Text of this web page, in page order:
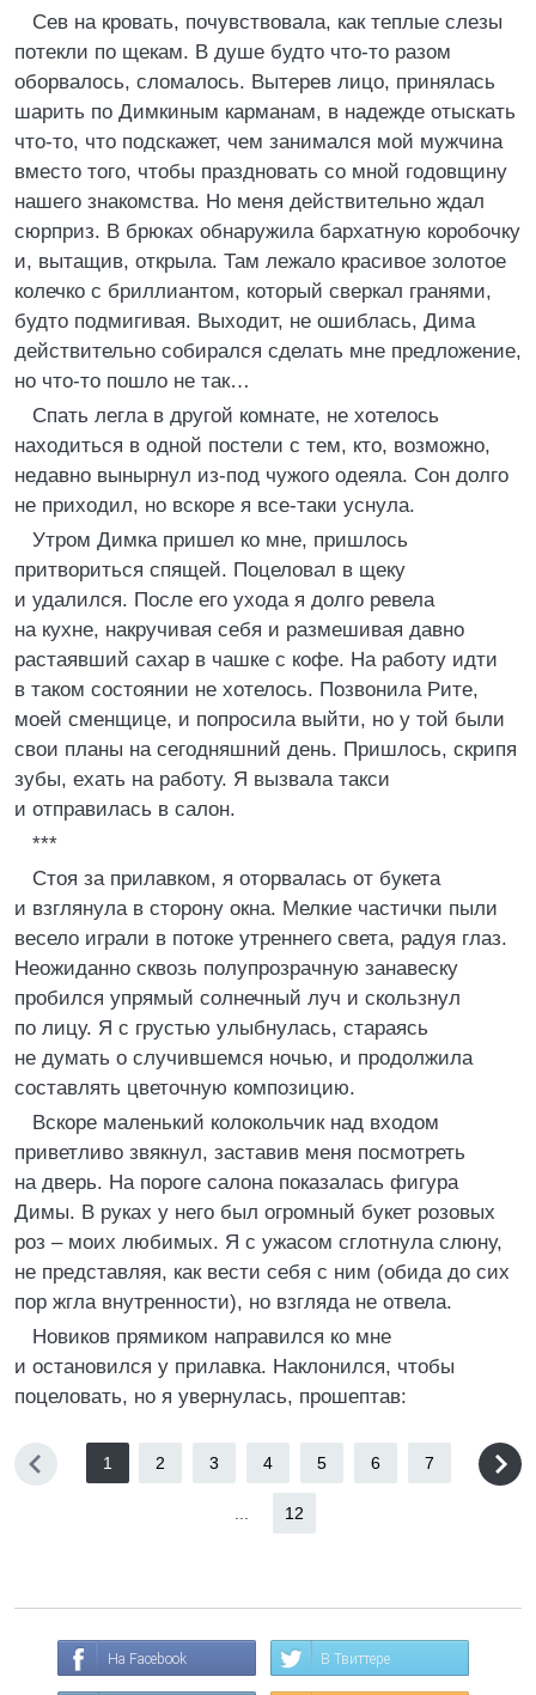
Сев на кровать, почувствовала, как теплые слезы
потекли по щекам. В душе будто что-то разом
оборвалось, сломалось. Вытерев лицо, принялась
шарить по Димкиным карманам, в надежде отыскать
что-то, что подскажет, чем занимался мой мужчина
вместо того, чтобы праздновать со мной годовщину
нашего знакомства. Но меня действительно ждал
сюрприз. В брюках обнаружила бархатную коробочку
и, вытащив, открыла. Там лежало красивое золотое
колечко с бриллиантом, который сверкал гранями,
будто подмигивая. Выходит, не ошиблась, Дима
действительно собирался сделать мне предложение,
но что-то пошло не так…
Спать легла в другой комнате, не хотелось
находиться в одной постели с тем, кто, возможно,
недавно вынырнул из-под чужого одеяла. Сон долго
не приходил, но вскоре я все-таки уснула.
Утром Димка пришел ко мне, пришлось
притвориться спящей. Поцеловал в щеку
и удалился. После его ухода я долго ревела
на кухне, накручивая себя и размешивая давно
растаявший сахар в чашке с кофе. На работу идти
в таком состоянии не хотелось. Позвонила Рите,
моей сменщице, и попросила выйти, но у той были
свои планы на сегодняшний день. Пришлось, скрипя
зубы, ехать на работу. Я вызвала такси
и отправилась в салон.
***
Стоя за прилавком, я оторвалась от букета
и взглянула в сторону окна. Мелкие частички пыли
весело играли в потоке утреннего света, радуя глаз.
Неожиданно сквозь полупрозрачную занавеску
пробился упрямый солнечный луч и скользнул
по лицу. Я с грустью улыбнулась, стараясь
не думать о случившемся ночью, и продолжила
составлять цветочную композицию.
Вскоре маленький колокольчик над входом
приветливо звякнул, заставив меня посмотреть
на дверь. На пороге салона показалась фигура
Димы. В руках у него был огромный букет розовых
роз – моих любимых. Я с ужасом сглотнула слюну,
не представляя, как вести себя с ним (обида до сих
пор жгла внутренности), но взгляда не отвела.
Новиков прямиком направился ко мне
и остановился у прилавка. Наклонился, чтобы
поцеловать, но я увернулась, прошептав:
1 2 3 4 5 6 7
12
На Facebook В Твиттере